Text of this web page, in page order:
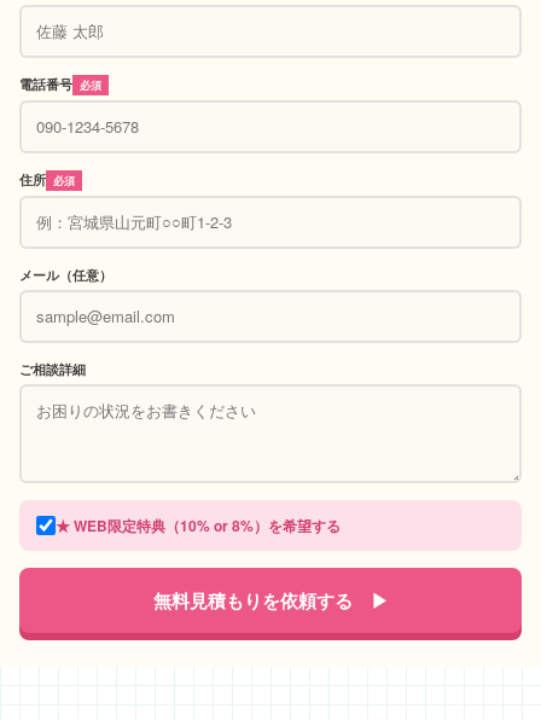
電話番号 必須
住所 必須
メール（任意）
ご相談詳細
★ WEB限定特典（10% or 8%）を希望する
無料見積もりを依頼する ▶